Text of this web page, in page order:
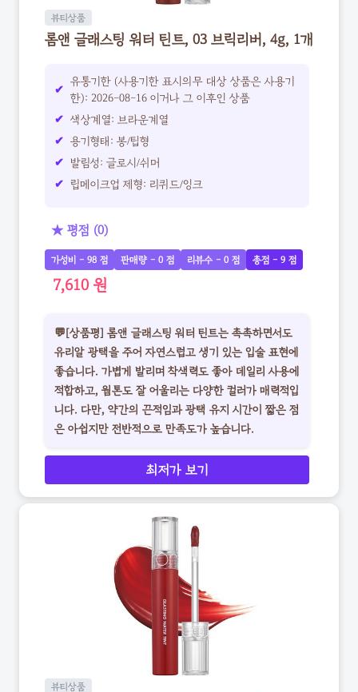
뷰티상품
롬앤 글래스팅 워터 틴트, 03 브릭리버, 4g, 1개
유통기한 (사용기한 표시의무 대상 상품은 사용기
한): 2026-08-16 이거나 그 이후인 상품
색상계열: 브라운계열
용기형태: 봉/팁형
발림성: 글로시/쉬머
립메이크업 제형: 리퀴드/잉크
★ 평점 (0)
가성비 - 98 점 판매량 - 0 점 리뷰수 - 0 점 총점 - 9 점
7,610 원
💬[상품평] 롬앤 글래스팅 워터 틴트는 촉촉하면서도
유리알 광택을 주어 자연스럽고 생기 있는 입술 표현에
좋습니다. 가볍게 발리며 착색력도 좋아 데일리 사용에
적합하고, 웜톤도 잘 어울리는 다양한 컬러가 매력적입
니다. 다만, 약간의 끈적임과 광택 유지 시간이 짧은 점
은 아쉽지만 전반적으로 만족도가 높습니다.
최저가 보기
뷰티상품